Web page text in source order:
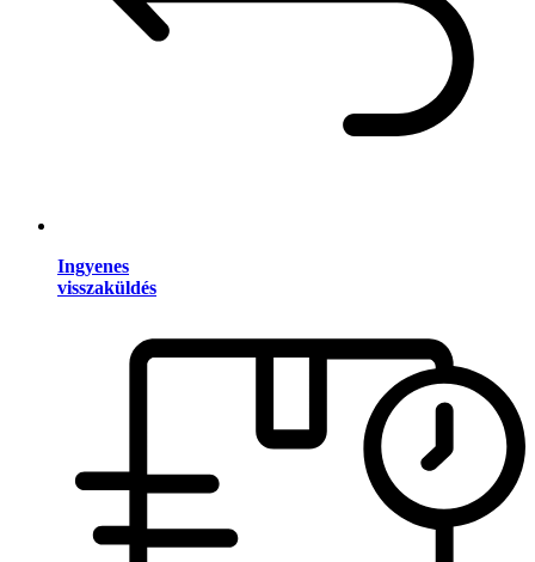
Ingyenes
visszaküldés